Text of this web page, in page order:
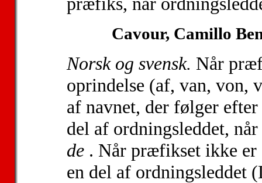
Cavour, Camillo
Norsk og svensk. Når
oprindelse (af, van, von,
af navnet, der følger
del af ordningsleddet,
de. Når præfikset ikke er
en del af ordningsleddet